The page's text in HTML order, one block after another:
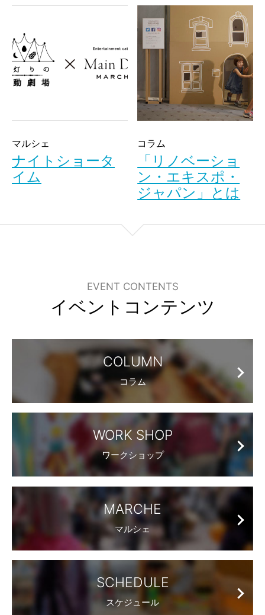
マルシェ
ナイトショータ
イム
コラム
「リノベーショ
ン・エキスポ・
ジャパン」とは
EVENT CONTENTS
イベントコンテンツ
COLUMN
コラム
WORK SHOP
ワークショップ
MARCHE
マルシェ
SCHEDULE
スケジュール